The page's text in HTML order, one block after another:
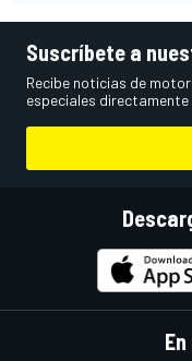
Suscríbete a
Recibe noticias de
especiales